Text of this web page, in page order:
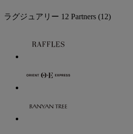
ラグジュアリー 12 Partners (12)